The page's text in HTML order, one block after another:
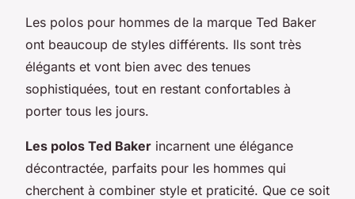
Les polos pour hommes de la marque Ted Baker
ont beaucoup de styles différents. Ils sont très
élégants et vont bien avec des tenues
sophistiquées, tout en restant confortables à
porter tous les jours.
Les polos Ted Baker incarnent une élégance
décontractée, parfaits pour les hommes qui
cherchent à combiner style et praticité. Que ce soit